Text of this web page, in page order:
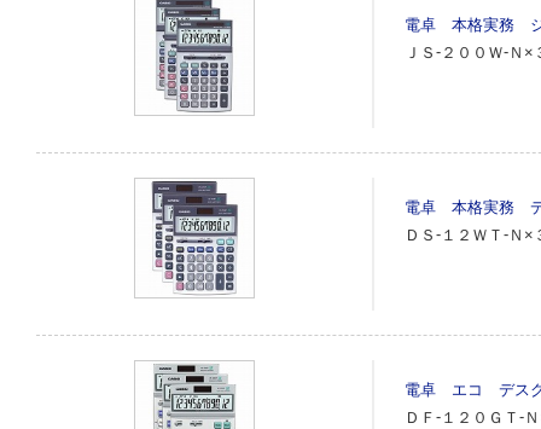
電卓 本格実務 ジ
ＪＳ‐２００Ｗ‐Ｎ×
電卓 本格実務 デ
ＤＳ‐１２ＷＴ‐Ｎ×
電卓 エコ デス
ＤＦ‐１２０ＧＴ‐